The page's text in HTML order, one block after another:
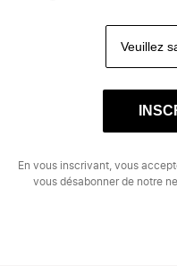
En vous inscrivant, vous
vous désabonner de notre